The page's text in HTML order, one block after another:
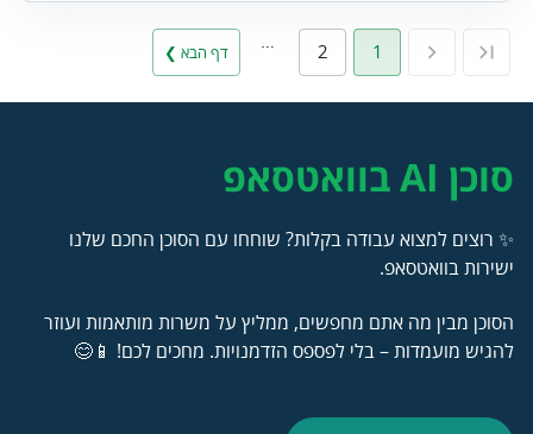
1
2 דף הבא ❯
סוכן AI בוואטסאפ
✨ רוצים למצוא עבודה בקלות? שוחחו עם הסוכן החכם שלנו
ישירות בוואטסאפ.
הסוכן מבין מה אתם מחפשים, ממליץ על משרות מותאמות ועוזר
להגיש מועמדות – בלי לפספס הזדמנויות. מחכים לכם! 📱😊